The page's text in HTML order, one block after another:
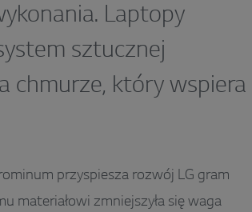
Laptopy
sztucznej
chmurze, który wspiera
przyspiesza rozwój LG gram
materiałowi zmniejszyła się waga